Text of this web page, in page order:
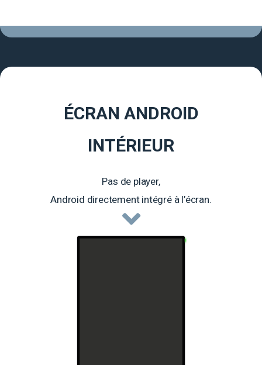
ÉCRAN ANDROID
INTÉRIEUR
Pas de player,
Android directement intégré à l’écran.